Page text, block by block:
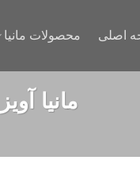
اصلی محصولات مانیا
مانیا آويز